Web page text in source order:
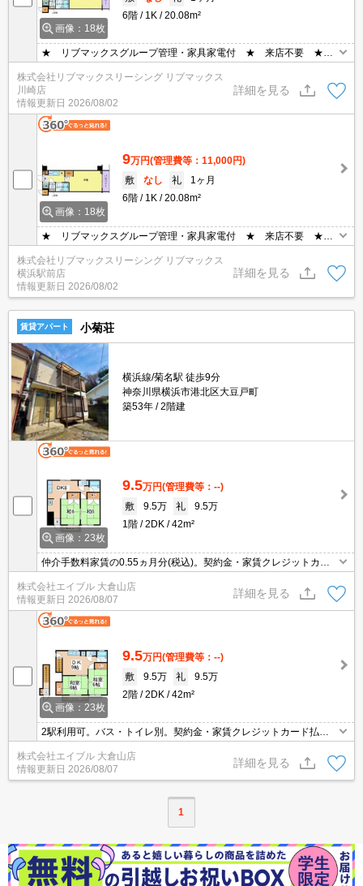
画像：18枚
6階
1K 20.08m²
★ リブマックスグループ管理・家具家電付 ★ 来店不要 ★
株式会社リブマックスリーシング リブマックス
川崎店
情報更新日 2026/08/02
詳細を見る
画像：18枚
9万円(管理費等：11,000円)
敷
なし 礼
1ヶ月
6階
1K 20.08m²
★ リブマックスグループ管理・家具家電付 ★ 来店不要 ★
8月までの決済で仲介手数料・礼金０円（法人条件有） ★
株式会社リブマックスリーシング リブマックス
横浜駅前店
情報更新日 2026/08/02
詳細を見る
賃貸アパート 小菊荘
横浜線/菊名駅 徒歩9分
神奈川県横浜市港北区大豆戸町
築53年
2階建
画像：23枚
9.5万円(管理費等：--)
敷
9.5万 礼
9.5万
1階
2DK 42m²
仲介手数料家賃の0.55ヵ月分(税込)。契約金・家賃クレジットカー
ド払い可（ポイント還元あり）。バス・トイレ別。2駅利用可。室
内洗濯機置場。ガスコンロ設置可。退去時の清掃費実費。
株式会社エイブル 大倉山店
情報更新日 2026/08/07
詳細を見る
画像：23枚
9.5万円(管理費等：--)
敷
9.5万 礼
9.5万
2階
2DK 42m²
2駅利用可。バス・トイレ別。契約金・家賃クレジットカード払い
の0.55ヵ月分(税込)。最上階。南向きで日当り良好。退去時の清掃
費実費。
株式会社エイブル 大倉山店
情報更新日 2026/08/07
詳細を見る
1